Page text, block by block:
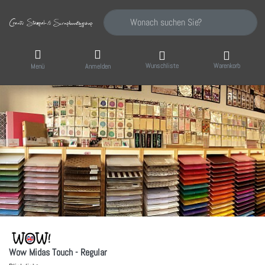
Geben Sie einen Suchbegriff ein. Während
Menü Anmelden Wunschliste Warenkorb
Wow Midas Touch - Regular